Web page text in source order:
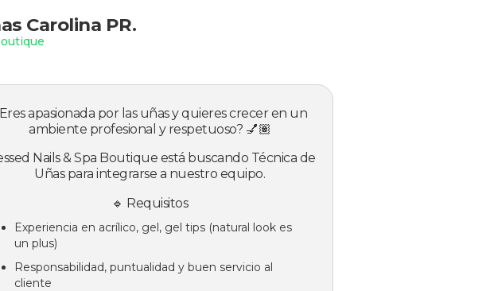
Carolina PR.
apasionada por las uñas y quieres crecer en un
ambiente profesional y respetuoso? 💅🏽
Nails & Spa Boutique está buscando Técnica de
Uñas para integrarse a nuestro equipo.
🔹 Requisitos
Experiencia en acrílico, gel, gel tips (natural look es
un plus)
Responsabilidad, puntualidad y buen servicio al
cliente